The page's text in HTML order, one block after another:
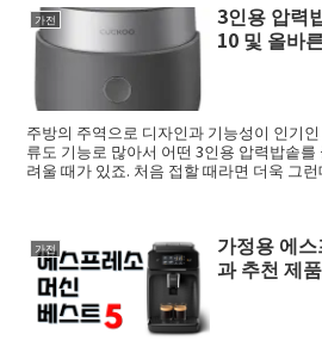
가전
3인용 압력
10 및 올바
주방의 주역으로 디자인과 기능성이 인기
류도 기능로 많아서 어떤 3인용 압력밥솥
려울 때가 있죠. 처음 접할 때라면 더욱 그
가전
가정용 에
과 추천 제